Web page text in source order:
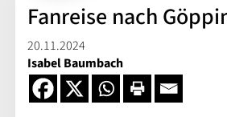
Fanreise nach
20.11.2024
Isabel Baumbach